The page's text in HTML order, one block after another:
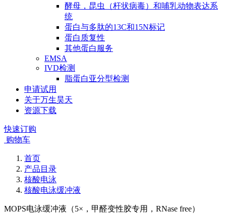
酵母，昆虫（杆状病毒）和哺乳动物表达系
统
蛋白与多肽的13C和15N标记
蛋白质复性
其他蛋白服务
EMSA
IVD检测
脂蛋白亚分型检测
申请试用
关于万生昊天
资源下载
快速订购
购物车
首页
产品目录
核酸电泳
核酸电泳缓冲液
MOPS电泳缓冲液（5×，甲醛变性胶专用，RNase free）